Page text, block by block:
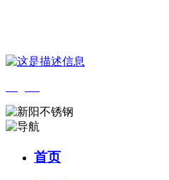
首页